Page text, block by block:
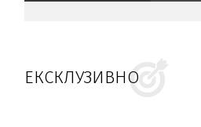
ЕКСКЛУЗИВНО